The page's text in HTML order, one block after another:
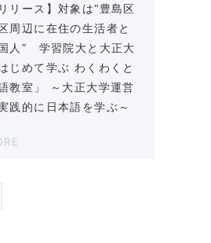
リース】対象は“豊島区
周辺に在住の生活者と
人” 学習院大と大正大
じめて学ぶ わくわくと
教室」 ～大正大学運営
践的に日本語を学ぶ～